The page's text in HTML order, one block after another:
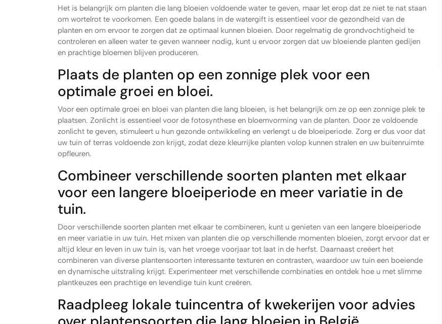
Het is belangrijk om planten die lang bloeien voldoende water te geven, maar let erop dat ze niet te nat staan
om wortelrot te voorkomen. Een goede balans in de watergift is essentieel voor de gezondheid van de
planten en om ervoor te zorgen dat ze optimaal kunnen bloeien. Door regelmatig de grondvochtigheid te
controleren en alleen water te geven wanneer nodig, kunt u ervoor zorgen dat uw bloeiende planten gedijen
en prachtige bloemen blijven produceren.
Plaats de planten op een zonnige plek voor een
optimale groei en bloei.
Voor een optimale groei en bloei van planten die lang bloeien, is het belangrijk om ze op een zonnige plek te
plaatsen. Zonlicht is essentieel voor de fotosynthese en bloemvorming van de planten. Door ze voldoende
zonlicht te geven, stimuleert u hun gezonde ontwikkeling en verlengt u de bloeiperiode. Zorg er dus voor dat
uw tuin of terras voldoende zon krijgt, zodat deze kleurrijke planten volop kunnen stralen en uw buitenruimte
opfleuren.
Combineer verschillende soorten planten met elkaar
voor een langere bloeiperiode en meer variatie in de
tuin.
Door verschillende soorten planten met elkaar te combineren, kunt u genieten van een langere bloeiperiode
en meer variatie in uw tuin. Het mixen van planten die op verschillende momenten bloeien, zorgt ervoor dat er
altijd kleur en leven in uw tuin is, van het vroege voorjaar tot laat in de herfst. Daarnaast creëert het
combineren van diverse plantensoorten interessante texturen en contrasten, waardoor uw tuin een boeiende
en dynamische uitstraling krijgt. Experimenteer met verschillende combinaties en ontdek hoe u met slimme
plantkeuzes een prachtige en levendige tuin kunt creëren.
Raadpleeg lokale tuincentra of kwekerijen voor advies